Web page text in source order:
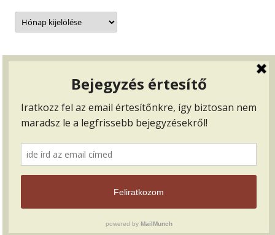
Archívum
Bejegyzések hírcsatorna
Hozzászólások hírcsatorna
WordPress Magyarország